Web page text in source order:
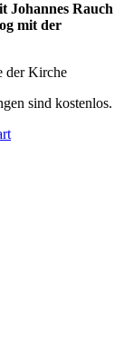
Johannes Rauch
mit der
der Kirche
sind kostenlos.